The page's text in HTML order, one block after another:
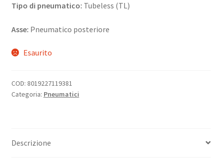
Tipo di pneumatico: Tubeless (TL)
Asse: Pneumatico posteriore
Esaurito
COD: 8019227119381
Categoria: Pneumatici
Descrizione